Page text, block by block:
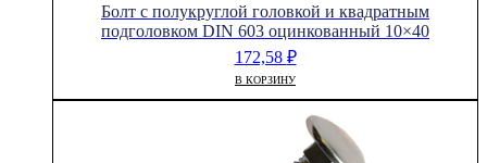
Болт с полукруглой головкой и квадратным
подголовком DIN 603 оцинкованный 10×40
172,58 ₽
В КОРЗИНУ